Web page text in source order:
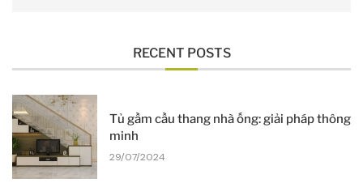
RECENT POSTS
Tủ gầm cầu thang nhà ống: giải pháp thông
minh
29/07/2024